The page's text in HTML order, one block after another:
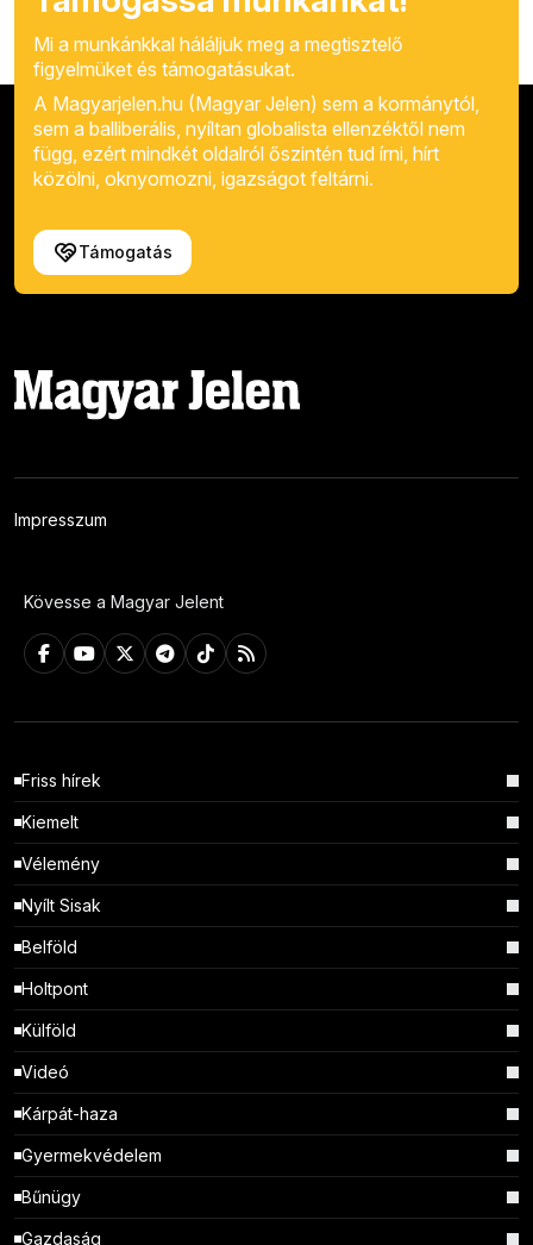
Mi a munkánkkal háláljuk meg a megtisztelő
figyelmüket és támogatásukat.
A Magyarjelen.hu (Magyar Jelen) sem a kormánytól,
sem a balliberális, nyíltan globalista ellenzéktől nem
függ, ezért mindkét oldalról őszintén tud írni, hírt
közölni, oknyomozni, igazságot feltárni.
Támogatás
Impresszum
Kövesse a Magyar Jelent
Friss hírek
Kiemelt
Vélemény
Nyílt Sisak
Belföld
Holtpont
Külföld
Videó
Kárpát-haza
Gyermekvédelem
Bűnügy
Gazdaság